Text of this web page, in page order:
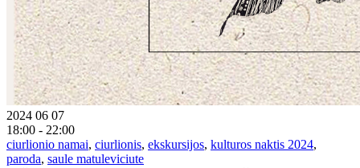
2024 06 07
18:00 - 22:00
ciurlionio namai, ciurlionis, ekskursijos, kulturos naktis 2024,
paroda, saule matuleviciute